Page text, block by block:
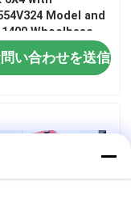
Model and
Wheelbase
60/80 km/h
い合わせを送信